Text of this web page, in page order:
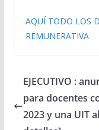
AQUÍ TODO LOS
REMUNERATIVA
EJECUTIVO :
para docentes
2023 y una UIT